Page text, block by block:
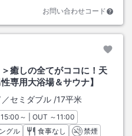
お問い合わせコード
癒しの全てがココに！天
専用大浴場＆サウナ】
／セミダブル /17平米
チェックイン
15:00 ～ | OUT チェックアウト
～11:00
グル
食事なし
禁煙